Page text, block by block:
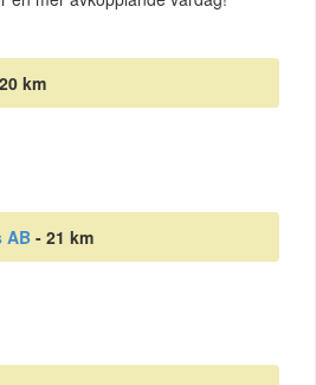
km
AB - 21 km